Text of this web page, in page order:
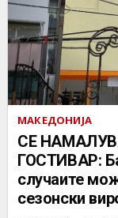
МАКЕДОНИЈА
СЕ
ГОСТИВАР:
случаите
сезонски